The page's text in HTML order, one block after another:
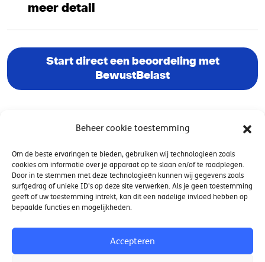
Beheer cookie toestemming
Om de beste ervaringen te bieden, gebruiken wij technologieën zoals
cookies om informatie over je apparaat op te slaan en/of te raadplegen.
Door in te stemmen met deze technologieën kunnen wij gegevens zoals
surfgedrag of unieke ID's op deze site verwerken. Als je geen toestemming
geeft of uw toestemming intrekt, kan dit een nadelige invloed hebben op
bepaalde functies en mogelijkheden.
Accepteren
meer detail
Start direct een beoordeling met
BewustBelast
Contact
Nieuwsbrief
Meer weten?